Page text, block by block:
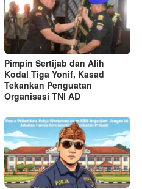
Pimpin Sertijab dan Alih
Kodal Tiga Yonif, Kasad
Tekankan Penguatan
Organisasi TNI AD